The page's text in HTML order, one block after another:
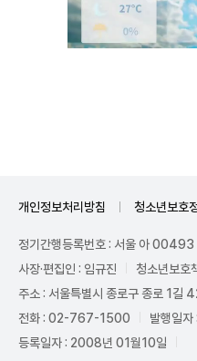
개인정보처리방침 청소년보호
정기간행등록번호 : 서울 아 00493
사장·편집인 : 임규진
청소년보호
주소 : 서울특별시 종로구 종로 1길
전화 : 02-767-1500
발행일
등록일자 : 2008년 01월10일